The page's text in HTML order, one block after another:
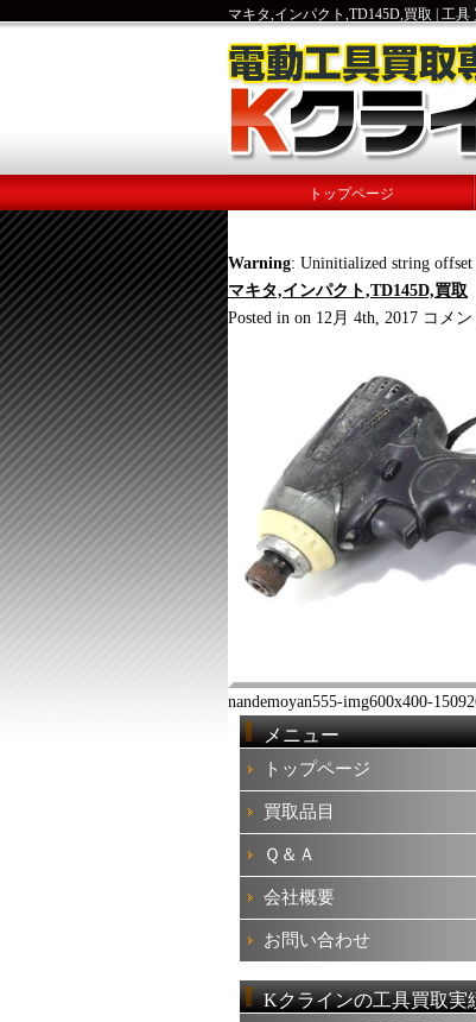
マキタ,インパクト,TD145D,買取 | 工
トップページ
Warning: Uninitialized string
マキタ,インパクト,TD145D,買取
Posted in on 12月 4th, 2017 マ
イ
ン
パ
ト
買
コメ
nandemoyan555-img600x400-
メニュー
トップページ
買取品目
Ｑ＆Ａ
会社概要
お問い合わせ
Kクラインの工具買取実